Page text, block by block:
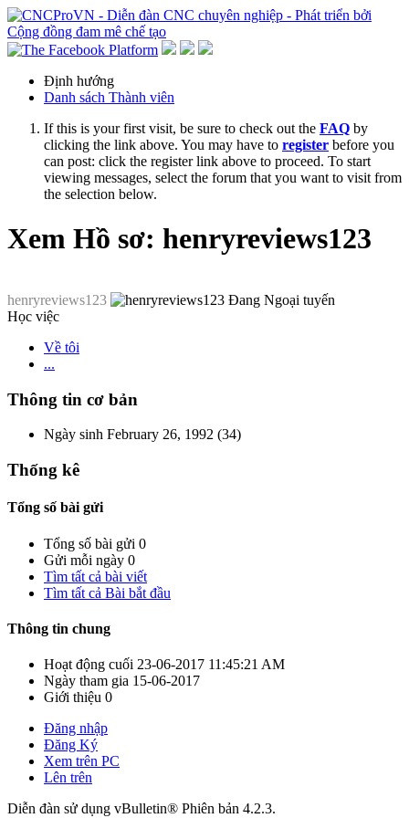
Định hướng
Danh sách Thành viên
If this is your first visit, be sure to check out the FAQ by
clicking the link above. You may have to register before you
can post: click the register link above to proceed. To start
viewing messages, select the forum that you want to visit from
the selection below.
Xem Hồ sơ: henryreviews123
henryreviews123
Học việc
Về tôi
...
Thông tin cơ bản
Ngày sinh February 26, 1992 (34)
Thống kê
Tổng số bài gửi
Tổng số bài gửi 0
Gửi mỗi ngày 0
Tìm tất cả bài viết
Tìm tất cả Bài bắt đầu
Thông tin chung
Hoạt động cuối 23-06-2017 11:45:21 AM
Ngày tham gia 15-06-2017
Giới thiệu 0
Đăng nhập
Đăng Ký
Xem trên PC
Lên trên
Diễn đàn sử dụng vBulletin® Phiên bản 4.2.3.